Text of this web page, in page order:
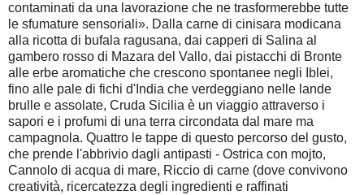
contaminati da una lavorazione che ne trasformerebbe tutte
le sfumature sensoriali». Dalla carne di cinisara modicana
alla ricotta di bufala ragusana, dai capperi di Salina al
gambero rosso di Mazara del Vallo, dai pistacchi di Bronte
alle erbe aromatiche che crescono spontanee negli Iblei,
fino alle pale di fichi d'India che verdeggiano nelle lande
brulle e assolate, Cruda Sicilia è un viaggio attraverso i
sapori e i profumi di una terra circondata dal mare ma
campagnola. Quattro le tappe di questo percorso del gusto,
che prende l'abbrivio dagli antipasti - Ostrica con mojto,
Cannolo di acqua di mare, Riccio di carne (dove convivono
creatività, ricercatezza degli ingredienti e raffinati